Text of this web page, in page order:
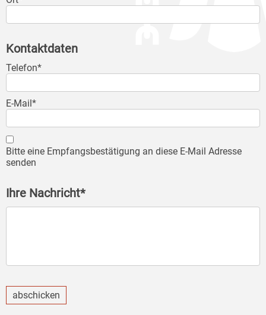
Kontaktdaten
Telefon*
E-Mail*
Bitte eine Empfangsbestätigung an diese E-Mail Adresse
senden
Ihre Nachricht*
abschicken